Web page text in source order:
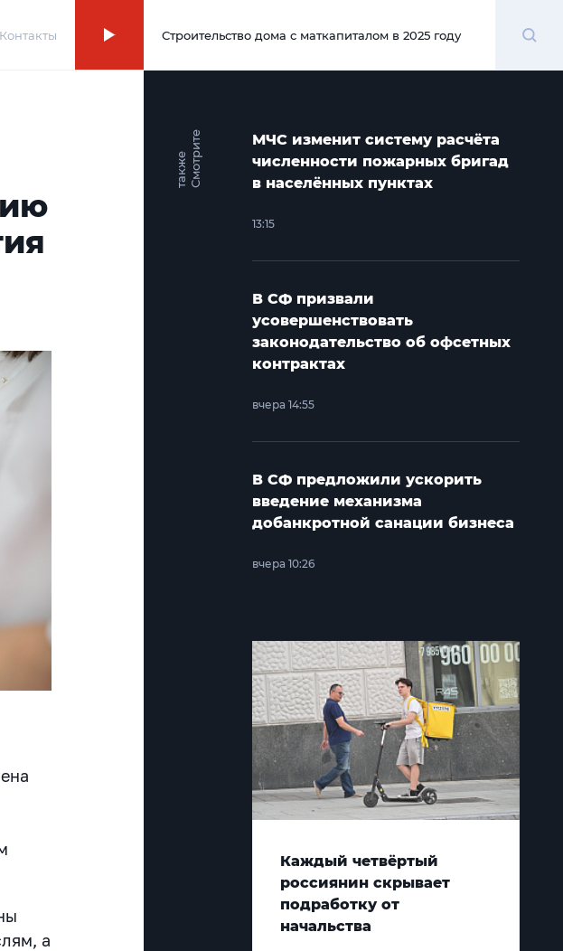
Контакты 00:00
Строительство дома с маткапиталом в 2025 году
а
С
м
о
т
р и
т
е
т
а
к
ж
е
МЧС изменит систему расчёта
численности пожарных бригад
в населённых пунктах
13:15
В СФ призвали
усовершенствовать
законодательство об офсетных
контрактах
вчера 14:55
В СФ предложили ускорить
введение механизма
добанкротной санации бизнеса
вчера 10:26
Каждый четвёртый
россиянин скрывает
подработку от
начальства